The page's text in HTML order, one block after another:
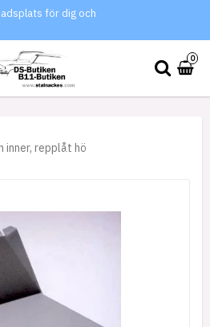
för dig och
0
inner, repplåt hö